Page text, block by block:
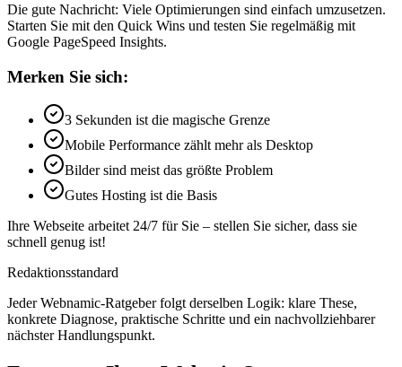
Die gute Nachricht: Viele Optimierungen sind einfach umzusetzen.
Starten Sie mit den Quick Wins und testen Sie regelmäßig mit
Google PageSpeed Insights.
Merken Sie sich:
3 Sekunden ist die magische Grenze
Mobile Performance zählt mehr als Desktop
Bilder sind meist das größte Problem
Gutes Hosting ist die Basis
Ihre Webseite arbeitet 24/7 für Sie – stellen Sie sicher, dass sie
schnell genug ist!
Redaktionsstandard
Jeder Webnamic-Ratgeber folgt derselben Logik: klare These,
konkrete Diagnose, praktische Schritte und ein nachvollziehbarer
nächster Handlungspunkt.